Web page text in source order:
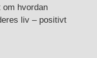
hvordan
liv – positivt